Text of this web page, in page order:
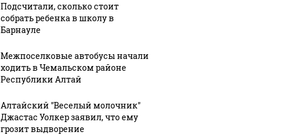
Подсчитали, сколько стоит
собрать ребенка в школу в
Барнауле
Межпоселковые автобусы начали
ходить в Чемальском районе
Республики Алтай
Алтайский "Веселый молочник"
Джастас Уолкер заявил, что ему
грозит выдворение